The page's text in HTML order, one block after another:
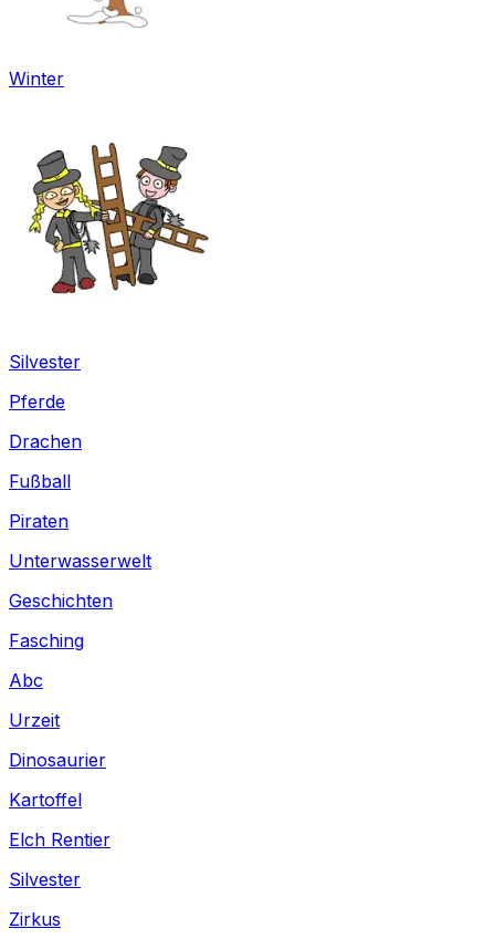
Winter
Silvester
Pferde
Drachen
Fußball
Piraten
Unterwasserwelt
Geschichten
Fasching
Abc
Urzeit
Dinosaurier
Kartoffel
Elch Rentier
Silvester
Zirkus